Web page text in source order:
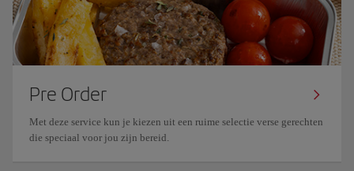
Pre Order
Met deze service kun je kiezen uit een ruime selectie verse gerechten
die speciaal voor jou zijn bereid.